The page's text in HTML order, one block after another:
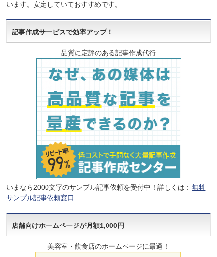
います。安定していておすすめです。
記事作成サービスで効率アップ！
品質に定評のある記事作成代行
いまなら2000文字のサンプル記事依頼を受付中！詳しくは： 無料
サンプル記事依頼窓口
店舗向けホームページが月額1,000円
美容室・飲食店のホームページに最適！